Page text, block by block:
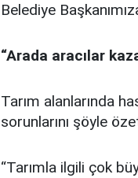
Belediye
“Arada aracılar
Tarım alanlarında
sorunlarını şöyle
“Tarımla ilgili çok